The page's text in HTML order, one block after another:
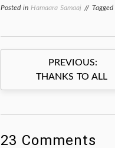
Posted in Hamaara Samaaj Tagged
Post
navigation
PREVIOUS:
THANKS TO ALL
23 Comments